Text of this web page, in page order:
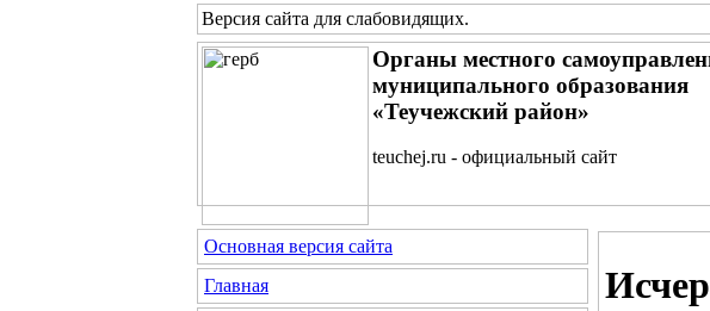
Версия сайта для слабовидящих.
Органы местного
муниципального образования
«Теучежский район»
teuchej.ru - официальный сайт
Основная версия сайта
Главная